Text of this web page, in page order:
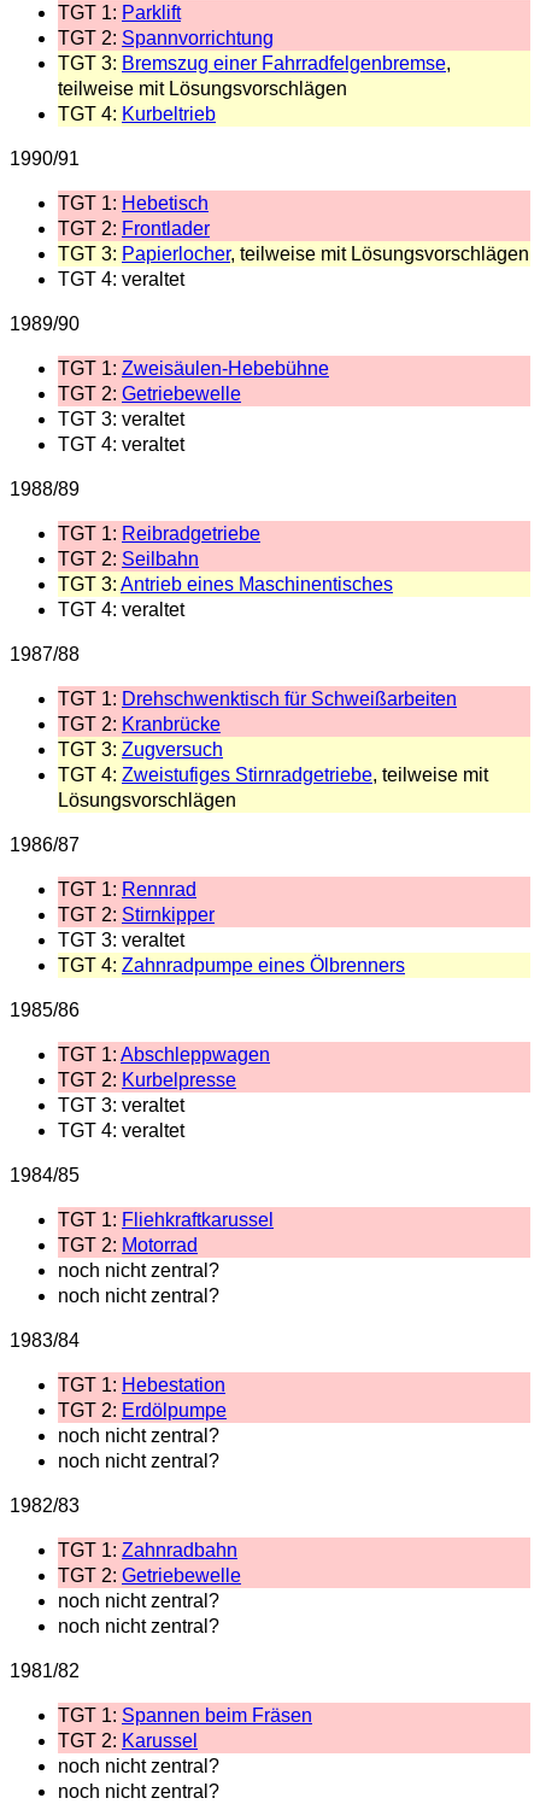
TGT 1: Parklift
TGT 2: Spannvorrichtung
TGT 3: Bremszug einer Fahrradfelgenbremse,
teilweise mit Lösungsvorschlägen
TGT 4: Kurbeltrieb
1990/91
TGT 1: Hebetisch
TGT 2: Frontlader
TGT 3: Papierlocher, teilweise mit Lösungsvorschlägen
TGT 4: veraltet
1989/90
TGT 1: Zweisäulen-Hebebühne
TGT 2: Getriebewelle
TGT 3: veraltet
TGT 4: veraltet
1988/89
TGT 1: Reibradgetriebe
TGT 2: Seilbahn
TGT 3: Antrieb eines Maschinentisches
TGT 4: veraltet
1987/88
TGT 1: Drehschwenktisch für Schweißarbeiten
TGT 2: Kranbrücke
TGT 3: Zugversuch
TGT 4: Zweistufiges Stirnradgetriebe, teilweise mit
Lösungsvorschlägen
1986/87
TGT 1: Rennrad
TGT 2: Stirnkipper
TGT 3: veraltet
TGT 4: Zahnradpumpe eines Ölbrenners
1985/86
TGT 1: Abschleppwagen
TGT 2: Kurbelpresse
TGT 3: veraltet
TGT 4: veraltet
1984/85
TGT 1: Fliehkraftkarussel
TGT 2: Motorrad
noch nicht zentral?
noch nicht zentral?
1983/84
TGT 1: Hebestation
TGT 2: Erdölpumpe
noch nicht zentral?
noch nicht zentral?
1982/83
TGT 1: Zahnradbahn
TGT 2: Getriebewelle
noch nicht zentral?
noch nicht zentral?
1981/82
TGT 1: Spannen beim Fräsen
TGT 2: Karussel
noch nicht zentral?
noch nicht zentral?